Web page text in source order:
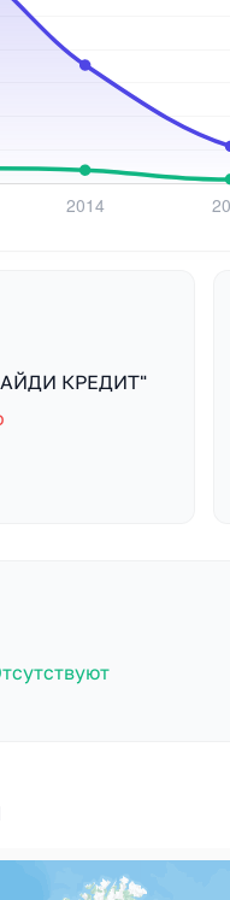
КРЕДИТ"